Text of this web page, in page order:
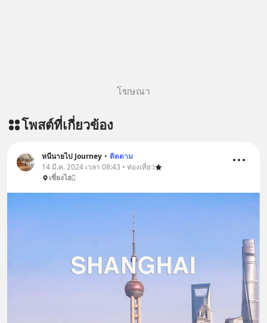
โฆษณา
โพสต์ที่เกี่ยวข้อง
หนีนายไป Journey • ติดตาม
14 มี.ค. 2024 เวลา 08:43 • ท่องเที่ยว
เซี่ยงไฮ